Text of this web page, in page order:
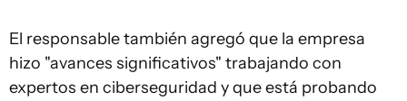
El responsable también agregó que la empresa
hizo "avances significativos" trabajando con
expertos en ciberseguridad y que está probando